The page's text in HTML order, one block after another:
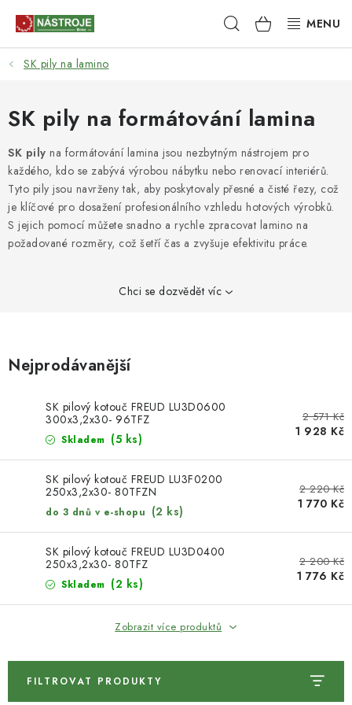
Hledat NÁKUPNÍ
KOŠÍK
NÁSTROJE
AKCE
BRUSIVO
ELEKTRONÁŘADÍ
LEPENÍ A SPOJOVÁNÍ
KONTAKTY
STROJE DO DÍLNY
NÁSTROJE PRO STOLAŘE
NÁSTROJE PRO OPRACOVÁNÍ KOVU
NÁSTROJE PRO ŘEZÁNÍ DŘEVA
POTŘEBUJI DOBRÝ STROJ
SK pily na lamino
SK pily na formátování lamina
SK pily na formátování lamina jsou nezbytným nástrojem pro
každého, kdo se zabývá výrobou nábytku nebo renovací interiérů.
Tyto pily jsou navrženy tak, aby poskytovaly přesné a čisté řezy, což
je klíčové pro dosažení profesionálního vzhledu hotových výrobků.
S jejich pomocí můžete snadno a rychle zpracovat lamino na
požadované rozměry, což šetří čas a zvyšuje efektivitu práce.
Chci se dozvědět víc
Nejprodávanější
SK pilový kotouč FREUD LU3D0600
300x3,2x30- 96TFZ
Skladem (5 ks)
2 571 Kč
1 928 Kč
SK pilový kotouč FREUD LU3F0200
250x3,2x30- 80TFZN
do 3 dnů v e-shopu (2 ks)
2 220 Kč
1 770 Kč
SK pilový kotouč FREUD LU3D0400
250x3,2x30- 80TFZ
Skladem (2 ks)
2 200 Kč
1 776 Kč
Zobrazit více produktů
FILTROVAT PRODUKTY